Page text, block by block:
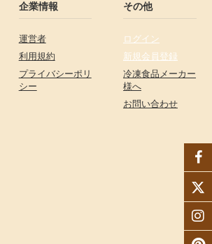
企業情報
運営者
利用規約
プライバシーポリ
シー
その他
ログイン
新規会員登録
冷凍食品メーカー
様へ
お問い合わせ